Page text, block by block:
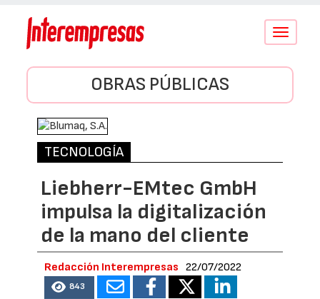
Conmutar
OBRAS PÚBLICAS
TECNOLOGÍA
Liebherr-EMtec GmbH
impulsa la digitalización
de la mano del cliente
Redacción Interempresas 22/07/2022
843